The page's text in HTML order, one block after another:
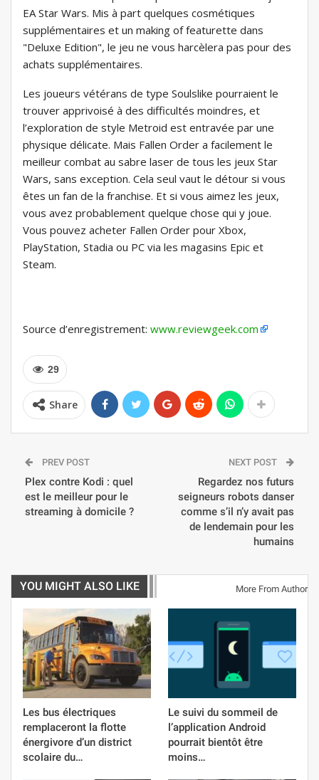
EA Star Wars. Mis à part quelques cosmétiques
supplémentaires et un making of featurette dans
"Deluxe Edition", le jeu ne vous harcèlera pas pour des
achats supplémentaires.
Les joueurs vétérans de type Soulslike pourraient le
trouver apprivoisé à des difficultés moindres, et
l’exploration de style Metroid est entravée par une
physique délicate. Mais Fallen Order a facilement le
meilleur combat au sabre laser de tous les jeux Star
Wars, sans exception. Cela seul vaut le détour si vous
êtes un fan de la franchise. Et si vous aimez les jeux,
vous avez probablement quelque chose qui y joue.
Vous pouvez acheter Fallen Order pour Xbox,
PlayStation, Stadia ou PC via les magasins Epic et
Steam.
Source d’enregistrement: www.reviewgeek.com
29
Share
PREV POST
Plex contre Kodi : quel
est le meilleur pour le
streaming à domicile ?
NEXT POST
Regardez nos futurs
seigneurs robots danser
comme s’il n’y avait pas
de lendemain pour les
humains
YOU MIGHT ALSO LIKE More From Author
Les bus électriques
remplaceront la flotte
énergivore d’un district
scolaire du…
Le suivi du sommeil de
l’application Android
pourrait bientôt être
moins…